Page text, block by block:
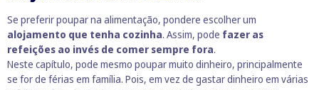
Se preferir poupar na alimentação, pondere escolher um
alojamento que tenha cozinha. Assim, pode fazer as
refeições ao invés de comer sempre fora.
Neste capítulo, pode mesmo poupar muito dinheiro, principalmente
se for de férias em família. Pois, em vez de gastar dinheiro em várias